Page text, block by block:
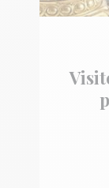
APAS...)
chèque